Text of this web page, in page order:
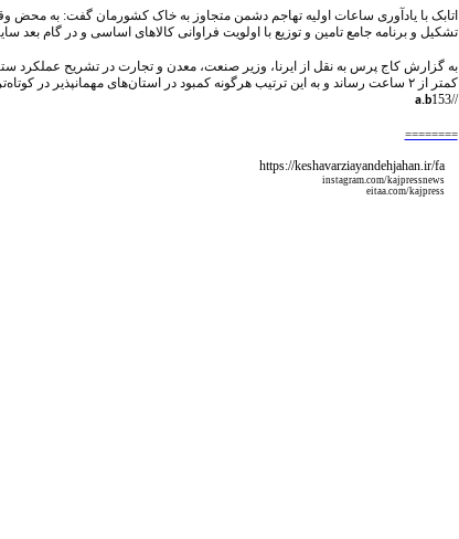
تشکیل و برنامه جامع تامین و توزیع با اولویت فراوانی کالاهای اساسی و در گام بعد
به گزارش کاج پرس به نقل از ایرنا، وزیر صنعت، معدن و تجارت در تشریح عملکرد
کمتر از ۲ ساعت رساند و به این ترتیب هرگونه کمبود در استان‌های
//
153
a.b
========
https://keshavarziayandehjahan.ir/fa
instagram.com/kajpressnews
eitaa.com/kajpress